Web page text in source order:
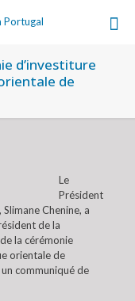
d’investiture
de
Le
Président
Chenine, a
de la
la cérémonie
orientale de
un communiqué de